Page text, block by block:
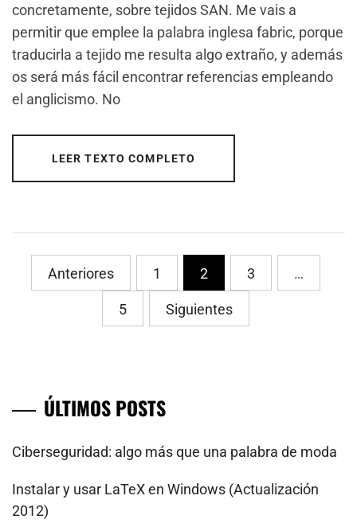
concretamente, sobre tejidos SAN. Me vais a
permitir que emplee la palabra inglesa fabric, porque
traducirla a tejido me resulta algo extraño, y además
os será más fácil encontrar referencias empleando
el anglicismo. No
LEER TEXTO COMPLETO
PaginaciÃ³n
Anteriores 1 2 3 …
5 Siguientes
ÚLTIMOS POSTS
Ciberseguridad: algo más que una palabra de moda
Instalar y usar LaTeX en Windows (Actualización
2012)